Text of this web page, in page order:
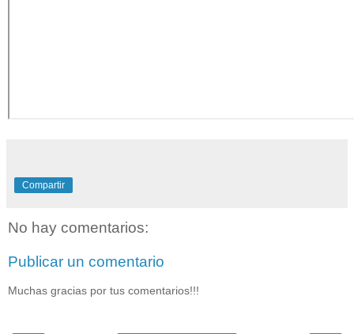
Compartir
No hay comentarios:
Publicar un comentario
Muchas gracias por tus comentarios!!!